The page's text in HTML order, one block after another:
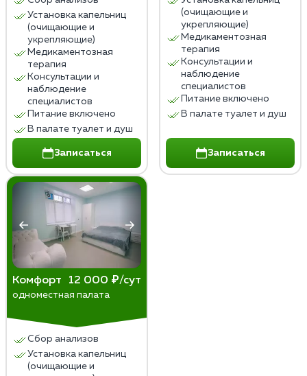
Установка капельниц
(очищающие и
укрепляющие)
Медикаментозная
терапия
Консультации и
наблюдение
специалистов
Питание включено
В палате туалет и душ
Записаться
(очищающие и
укрепляющие)
Медикаментозная
терапия
Консультации и
наблюдение
специалистов
Питание включено
В палате туалет и душ
Записаться
Комфорт 12 000 ₽/сут
одноместная палата
Сбор анализов
Установка капельниц
(очищающие и